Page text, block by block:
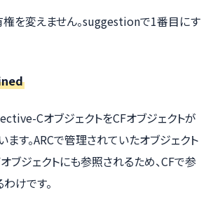
権を変えません。suggestionで1番目にす
CオブジェクトをCFオブジェクトが
す。ARCで管理されていたオブジェクト
ブジェクトにも参照されるため、CFで参
けです。